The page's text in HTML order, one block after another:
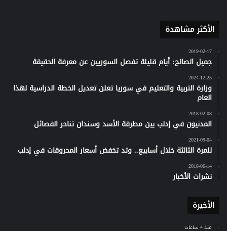
الأكثر مشاهدة
2019-02-17
جميل الصالح: أيام قليلة تفصل السوريين عن معرفة الحقيقة
2024-12-25
وزارة التربية والتعليم في سوريا تعلن تعديل الخطة الدراسية لهذا
العام
2018-02-08
المدنيون في إدلب بين مطرقة الأسد وسندان تناحر الفصائل
2021-09-04
للمرة الثالثة خلال أسابيع.. وتد تخفض أسعار المحروقات في إدلب
2018-06-14
نشرات الأخبار
الأخيرة
منذ 4 ساعات